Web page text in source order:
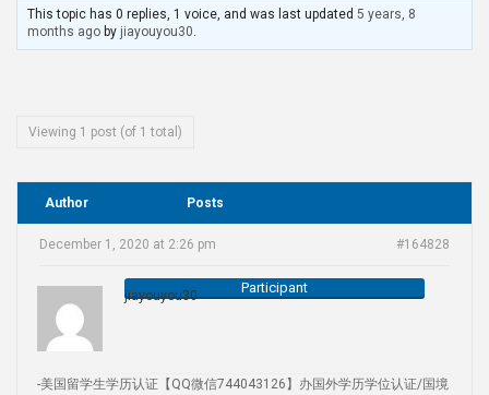
This topic has 0 replies, 1 voice, and was last updated5 years, 8
months ago by jiayouyou30.
Viewing 1 post (of 1 total)
Author Posts
December 1, 2020 at 2:26 pm #164828
jiayouyou30 Participant
-美国留学生学历认证【QQ微信744043126】办国外学历学位认证/国境